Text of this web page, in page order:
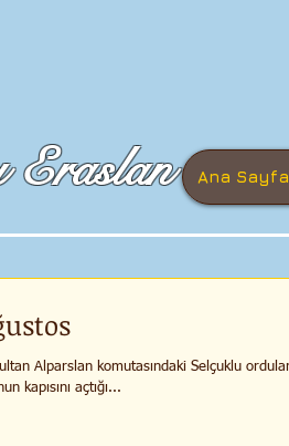
Eraslan Ana Sayfa
Alparslan komutasındaki Selçuklu
kapısını açtığı...